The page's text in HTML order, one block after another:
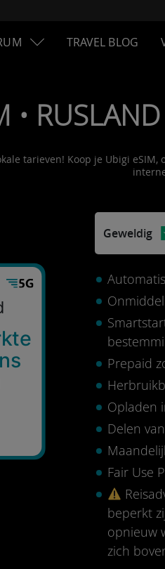
TRAVEL BLOG
•
tarieven! Koop je Ubigi
Geweldig
Prepaid
Opladen
Delen
Fair Use
beperkt
opnieuw
zich